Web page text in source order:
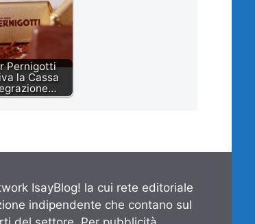
Pernigotti
la Cassa
IsayBlog! la cui rete editoriale
indipendente che contano sul